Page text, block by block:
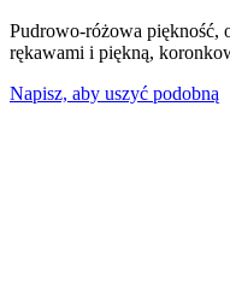
Pudrowo-różowa piękność,
rękawami i piękną,
Napisz, aby uszyć podobną